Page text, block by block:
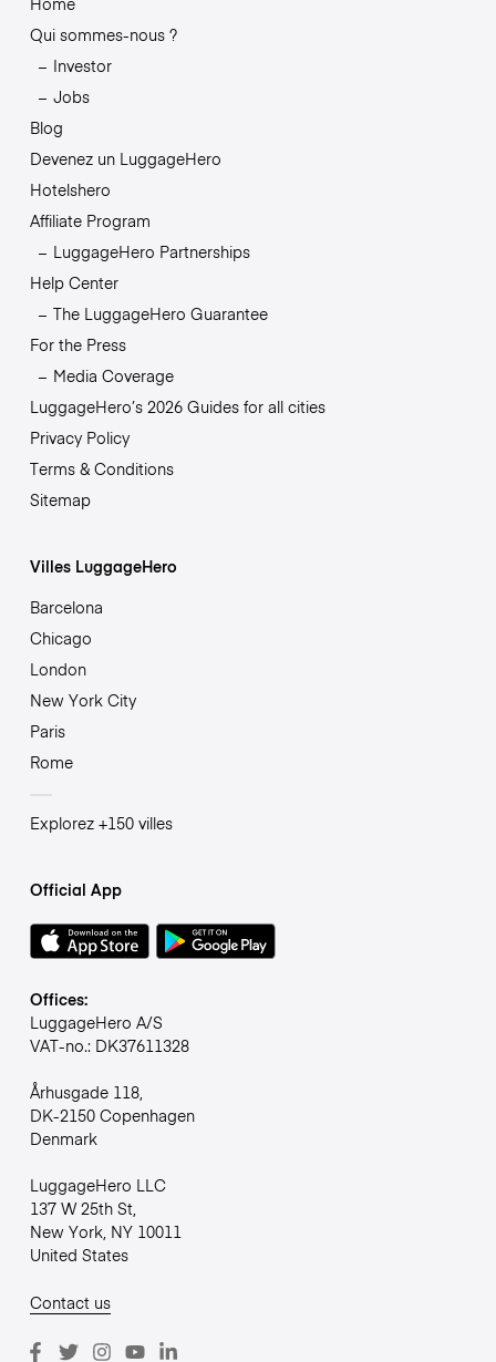
Qui sommes-nous ?
Investor
Jobs
Blog
Devenez un LuggageHero
Hotelshero
Affiliate Program
LuggageHero Partnerships
Help Center
The LuggageHero Guarantee
For the Press
Media Coverage
LuggageHero’s 2026 Guides for all cities
Privacy Policy
Terms & Conditions
Sitemap
Villes LuggageHero
Barcelona
Chicago
London
New York City
Paris
Rome
Explorez +150 villes
Official App
Offices:
LuggageHero A/S
VAT-no.: DK37611328
Århusgade 118,
DK-2150 Copenhagen
Denmark
LuggageHero LLC
137 W 25th St,
New York, NY 10011
United States
Contact us